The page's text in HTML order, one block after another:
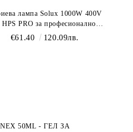
лампа Solux 1000W 400V
PRO за професионално
€61.40 120.09лв.
50ML - ГЕЛ ЗА